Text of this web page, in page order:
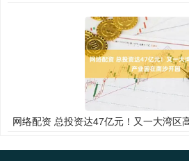
网络配资 总投资达47亿元！又一大湾区